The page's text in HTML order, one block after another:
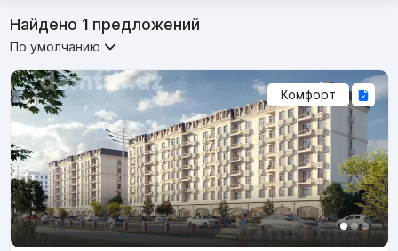
Найдено 1предложений
По умолчанию
Комфорт